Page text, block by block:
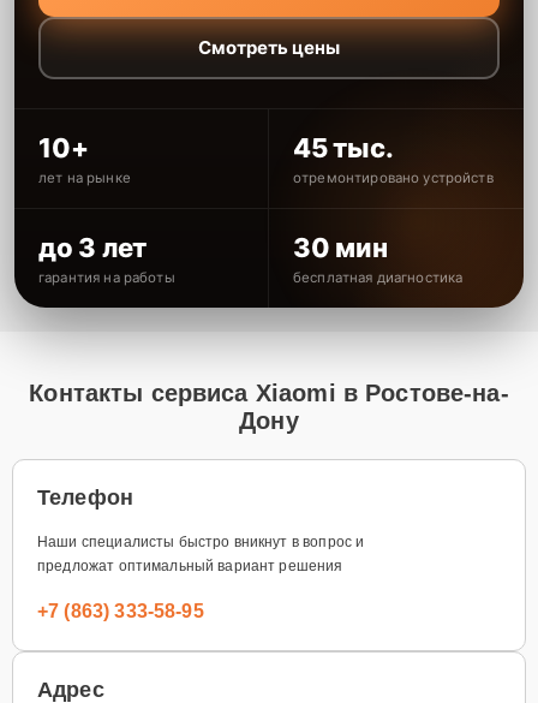
Смотреть цены
10+
лет на рынке
45 тыс.
отремонтировано устройств
до 3 лет
гарантия на работы
30 мин
бесплатная диагностика
Контакты сервиса Xiaomi в Ростове-на-
Дону
Телефон
Наши специалисты быстро вникнут в вопрос и
предложат оптимальный вариант решения
+7 (863) 333-58-95
Адрес